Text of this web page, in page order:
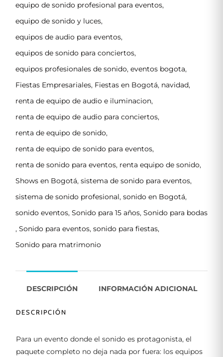
equipo de sonido profesional para eventos,
equipo de sonido y luces,
equipos de audio para eventos,
equipos de sonido para conciertos,
equipos profesionales de sonido, eventos bogota,
Fiestas Empresariales, Fiestas en Bogotá, navidad,
renta de equipo de audio e iluminacion,
renta de equipo de audio para conciertos,
renta de equipo de sonido,
renta de equipo de sonido para eventos,
renta de sonido para eventos, renta equipo de sonido,
Shows en Bogotá, sistema de sonido para eventos,
sistema de sonido profesional, sonido en Bogotá,
sonido eventos, Sonido para 15 años, Sonido para bodas
, Sonido para eventos, sonido para fiestas,
Sonido para matrimonio
DESCRIPCIÓN INFORMACIÓN ADICIONAL
DESCRIPCIÓN
Para un evento donde el sonido es protagonista, el
paquete completo no deja nada por fuera: los equipos